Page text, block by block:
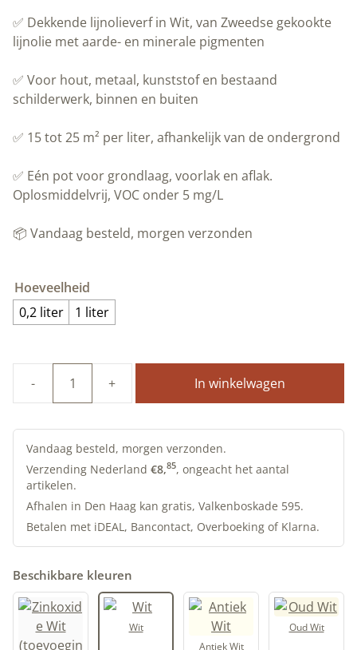
✅ Dekkende lijnolieverf in Wit, van Zweedse gekookte
lijnolie met aarde- en minerale pigmenten
✅ Voor hout, metaal, kunststof en bestaand
schilderwerk, binnen en buiten
✅ 15 tot 25 m² per liter, afhankelijk van de ondergrond
✅ Eén pot voor grondlaag, voorlak en aflak.
Oplosmiddelvrij, VOC onder 5 mg/L
📦 Vandaag besteld, morgen verzonden
Hoeveelheid
0,2 liter
1 liter
Lijnolieverf
|
Wit
Allbäck
aantal
In winkelwagen
Vandaag besteld, morgen verzonden.
Verzending Nederland €8,85, ongeacht het aantal
artikelen.
Afhalen in Den Haag kan gratis, Valkenboskade 595.
Betalen met iDEAL, Bancontact, Overboeking of Klarna.
Beschikbare kleuren
Wit
Antiek Wit
Oud Wit